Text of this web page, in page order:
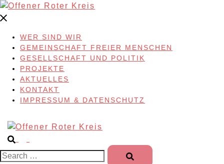
Skip
to
WER SIND WIR
GEMEINSCHAFT FREIER MENSCHEN
GESELLSCHAFT UND POLITIK
PROJEKTE
AKTUELLES
KONTAKT
IMPRESSUM & DATENSCHUTZ
Search…